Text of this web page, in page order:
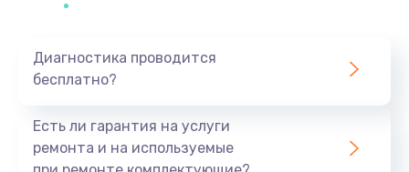
Заказать
Диагностика проводится
бесплатно?
Есть ли гарантия на услуги
ремонта и на используемые